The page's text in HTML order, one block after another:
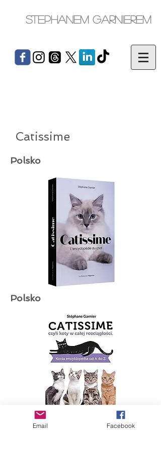
Stephanem Garnierem
Catissime
Polsko
Polsko
Email Facebook